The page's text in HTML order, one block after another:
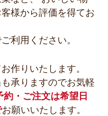
様から評価を得てお
利用ください。
作りいたします。
承りますのでお気軽
約・ご注文は希望日
お願いいたします。